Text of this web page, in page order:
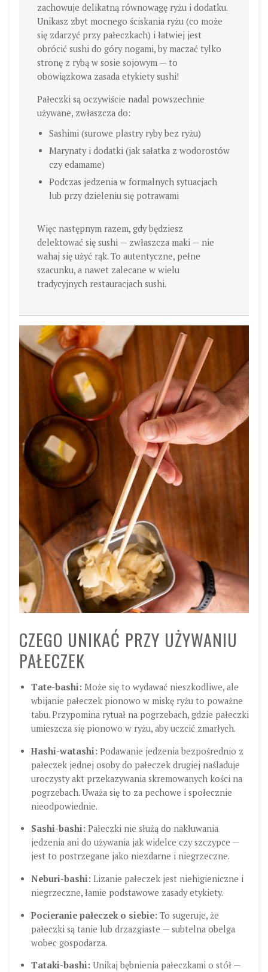
zachowuje delikatną równowagę ryżu i dodatku.
Unikasz zbyt mocnego ściskania ryżu (co może
się zdarzyć przy pałeczkach) i łatwiej jest
obrócić sushi do góry nogami, by maczać tylko
stronę z rybą w sosie sojowym — to
obowiązkowa zasada etykiety sushi!
Pałeczki są oczywiście nadal powszechnie
używane, zwłaszcza do:
Sashimi (surowe plastry ryby bez ryżu)
Marynaty i dodatki (jak sałatka z wodorostów
czy edamame)
Podczas jedzenia w formalnych sytuacjach
lub przy dzieleniu się potrawami
Więc następnym razem, gdy będziesz
delektować się sushi — zwłaszcza maki — nie
wahaj się użyć rąk. To autentyczne, pełne
szacunku, a nawet zalecane w wielu
tradycyjnych restauracjach sushi.
CZEGO UNIKAĆ PRZY UŻYWANIU
PAŁECZEK
Tate-bashi: Może się to wydawać nieszkodliwe, ale
wbijanie pałeczek pionowo w miskę ryżu to poważne
tabu. Przypomina rytuał na pogrzebach, gdzie pałeczki
umieszcza się pionowo w ryżu, aby uczcić zmarłych.
Hashi-watashi: Podawanie jedzenia bezpośrednio z
pałeczek jednej osoby do pałeczek drugiej naśladuje
uroczysty akt przekazywania skremowanych kości na
pogrzebach. Uważa się to za pechowe i społecznie
nieodpowiednie.
Sashi-bashi: Pałeczki nie służą do nakłuwania
jedzenia ani do używania jak widelce czy szczypce —
jest to postrzegane jako niezdarne i niegrzeczne.
Neburi-bashi: Lizanie pałeczek jest niehigieniczne i
niegrzeczne, łamie podstawowe zasady etykiety.
Pocieranie pałeczek o siebie: To sugeruje, że
pałeczki są tanie lub drzazgiaste — subtelna obelga
wobec gospodarza.
Tataki-bashi: Unikaj bębnienia pałeczkami o stół —